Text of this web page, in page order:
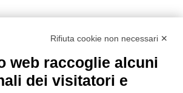
Rifiuta cookie non necessari ✕
web raccoglie alcuni
dei visitatori e